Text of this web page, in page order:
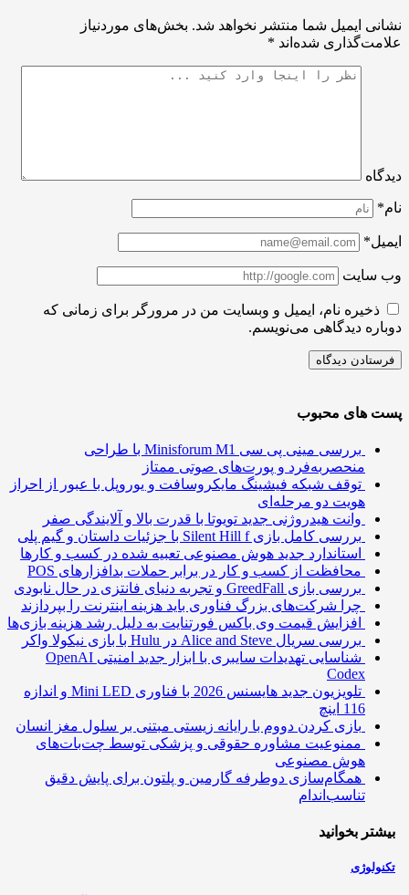
ایمیل شما منتشر نخواهد شد. بخش‌های موردنیاز
شده‌اند*
ذخیره نام، ایمیل و وبسایت من در مرورگر برای زمانی که
دیدگاهی می‌نویسم.
های محبوب
بررسی مینی پی ‌سی Minisforum M1 با طراحی
منحصربه‌فرد و پورت‌های صوتی ممتاز
توقف شبکه فیشینگ مایکروسافت و یوروپل با عبور از احراز
هویت دو مرحله‌ای
وانت هیدروژنی جدید تویوتا با قدرت بالا و آلایندگی صفر
بررسی کامل بازی Silent Hill f با جزئیات داستان و گیم پلی
استاندارد جدید هوش مصنوعی تعبیه شده در کسب و کارها
محافظت از کسب و کار در برابر حملات بدافزارهای POS
بررسی بازی GreedFall و تجربه دنیای فانتزی در حال نابودی
چرا شرکت‌های بزرگ فناوری باید هزینه اینترنت را بپردازند
افزایش قیمت وی باکس فورتنایت به دلیل رشد هزینه بازی‌ها
بررسی سریال Alice and Steve در Hulu با بازی نیکولا واکر
شناسایی تهدیدات سایبری با ابزار جدید امنیتی OpenAI
Codex
تلویزیون جدید هایسنس 2026 با فناوری Mini LED و اندازه
بازی کردن دووم با رایانه زیستی مبتنی بر سلول مغز انسان
ممنوعیت مشاوره حقوقی و پزشکی توسط چت‌بات‌های
هوش مصنوعی
همگام‌سازی دوطرفه گارمین و پلتون برای پایش دقیق
تناسب‌اندام
بخوانید